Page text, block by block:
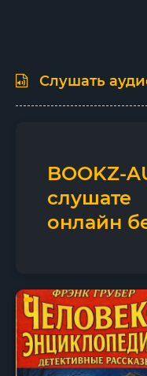
Слушать
BOOKZ-
онлайн